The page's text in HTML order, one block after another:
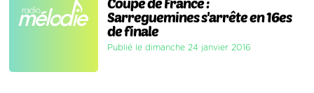
Sarreguemines s'arrête en 16es
de finale
Publié le dimanche 24 janvier 2016